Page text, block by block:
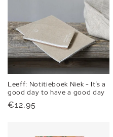
Leeff: Notitieboek Niek - It’s a
good day to have a good day
Normale
€12,95